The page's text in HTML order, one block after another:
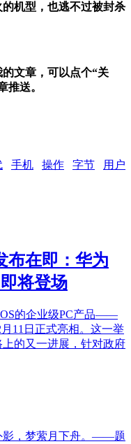
的机型，也逃不过被封杀
文章，可以点个“关
推送。
手机 操作 字节
用户
布在即：华为
将登场
的企业级PC产品——
11日正式亮相。这一举
的又一进展，针对政府
影，梦萦月下舟。——题